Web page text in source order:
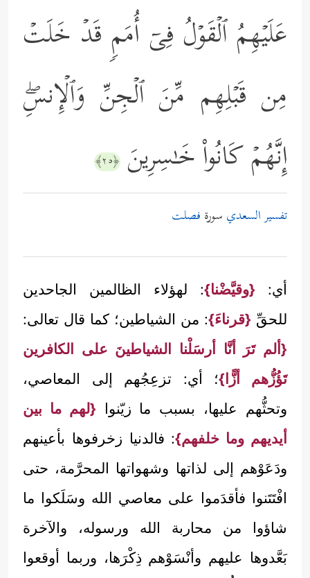
عَلَیۡهِمُ ٱلۡقَوۡلُ فِیۤ أُمَمࣲ قَدۡ خَلَتۡ
مِن قَبۡلِهِم مِّنَ ٱلۡجِنِّ وَٱلۡإِنسِۖ
إِنَّهُمۡ كَانُواْ خَـٰسِرِینَ ﴿٢٥﴾
تفسير السعدي سورة فصلت
أي: {وقيَّضْنا}: لهؤلاء الظالمين الجاحدين
للحقِّ {قرناءَ}: من الشياطين؛ كما قال تعالى:
{ألم تَرَ أنَّا أرسَلْنا الشياطينَ على الكافرين
تَؤُزُّهم أزًّا}؛ أي: تزعِجُهم إلى المعاصي،
وتحثُّهم عليها، بسبب ما زيّنوا {لهم ما بين
أيديهم وما خلفهم}: فالدنيا زخرفوها بأعينهم
ودَعَوْهم إلى لذاتها وشهواتها المحرَّمة، حتى
افْتَتَنوا فأقدَموا على معاصي الله وسَلَكوا ما
شاؤوا من محاربة الله ورسوله، والآخرة
بَعَّدوها عليهم وأنْسَوْهم ذِكْرَها، وربما أوقعوا